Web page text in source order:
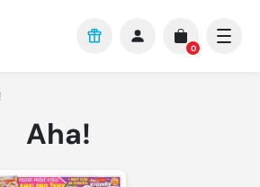
0
Aha!